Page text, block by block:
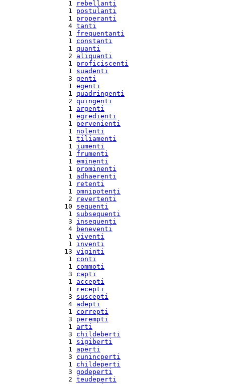
  1
rebellanti
  1
postulanti
  1
properanti
  4
tanti
  1
frequentanti
  1
constanti
  1
quanti
  2
aliquanti
  1
proficiscenti
  1
suadenti
  3
genti
  1
egenti
  1
quadringenti
  2
quingenti
  1
argenti
  1
egredienti
  1
pervenienti
  1
nolenti
  1
tiliamenti
  1
iumenti
  1
frumenti
  1
eminenti
  1
prominenti
  1
adhaerenti
  1
retenti
  1
omnipotenti
  2
revertenti
10 sequenti
  1
subsequenti
  3
insequenti
  4
beneventi
  1
viventi
  1
inventi
13 viginti
  1
conti
  1
commoti
  3
capti
  1
accepti
  1
recepti
  3
suscepti
  4
adepti
  1
correpti
  3
perempti
  1
arti
  3
childeberti
  1
sigiberti
  1
aperti
  3
cunincperti
  1
childeperti
  3
godeperti
  2
teudeperti